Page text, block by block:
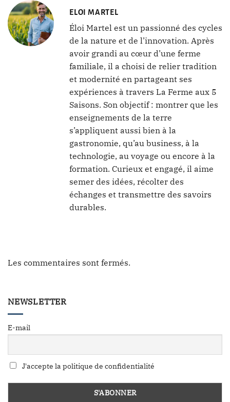
ELOI MARTEL
Éloi Martel est un passionné des cycles
de la nature et de l’innovation. Après
avoir grandi au cœur d’une ferme
familiale, il a choisi de relier tradition
et modernité en partageant ses
expériences à travers La Ferme aux 5
Saisons. Son objectif : montrer que les
enseignements de la terre
s’appliquent aussi bien à la
gastronomie, qu’au business, à la
technologie, au voyage ou encore à la
formation. Curieux et engagé, il aime
semer des idées, récolter des
échanges et transmettre des savoirs
durables.
Les commentaires sont fermés.
NEWSLETTER
E-mail
J'accepte la politique de confidentialité